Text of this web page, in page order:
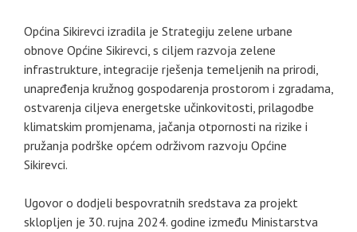
Općina Sikirevci izradila je Strategiju zelene urbane
obnove Općine Sikirevci, s ciljem razvoja zelene
infrastrukture, integracije rješenja temeljenih na prirodi,
unapređenja kružnog gospodarenja prostorom i zgradama,
ostvarenja ciljeva energetske učinkovitosti, prilagodbe
klimatskim promjenama, jačanja otpornosti na rizike i
pružanja podrške općem održivom razvoju Općine
Sikirevci.
Ugovor o dodjeli bespovratnih sredstava za projekt
sklopljen je 30. rujna 2024. godine između Ministarstva